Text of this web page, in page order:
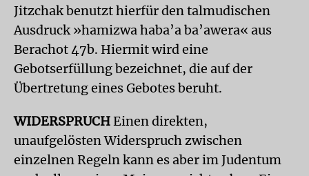
Jitzchak benutzt hierfür den talmudischen
Ausdruck »hamizwa haba’a ba’awera« aus
Berachot 47b. Hiermit wird eine
Gebotserfüllung bezeichnet, die auf der
Übertretung eines Gebotes beruht.
WIDERSPRUCHEinen direkten,
unaufgelösten Widerspruch zwischen
einzelnen Regeln kann es aber im Judentum